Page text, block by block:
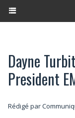
Dayne
President
Rédigé par